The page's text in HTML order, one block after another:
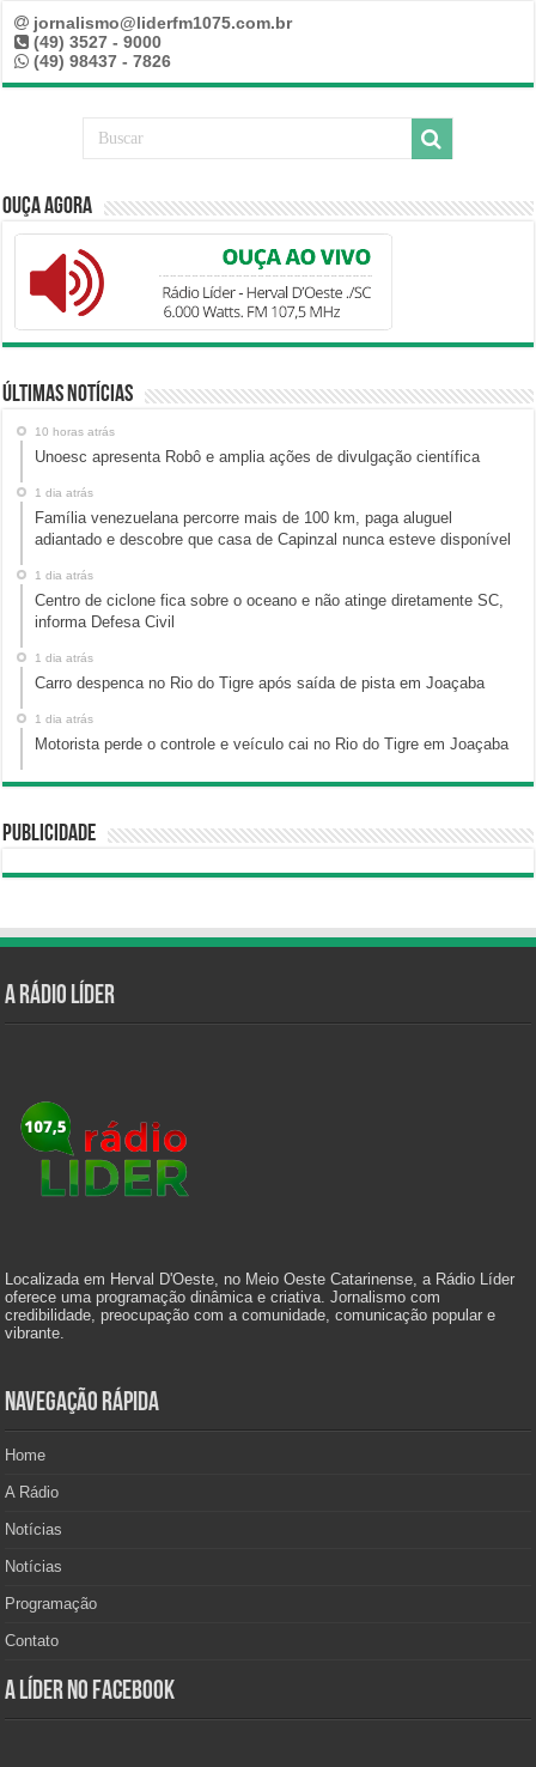
jornalismo@liderfm1075.com.br
(49) 3527 - 9000
(49) 98437 - 7826
Ouça Agora
Últimas Notícias
10 horas atrás
Unoesc apresenta Robô e amplia ações de divulgação científica
1 dia atrás
Família venezuelana percorre mais de 100 km, paga aluguel
adiantado e descobre que casa de Capinzal nunca esteve disponível
1 dia atrás
Centro de ciclone fica sobre o oceano e não atinge diretamente SC,
informa Defesa Civil
1 dia atrás
Carro despenca no Rio do Tigre após saída de pista em Joaçaba
1 dia atrás
Motorista perde o controle e veículo cai no Rio do Tigre em Joaçaba
Publicidade
A Rádio Líder
Localizada em Herval D'Oeste, no Meio Oeste Catarinense, a Rádio Líder
oferece uma programação dinâmica e criativa. Jornalismo com
credibilidade, preocupação com a comunidade, comunicação popular e
vibrante.
Navegação Rápida
Home
A Rádio
Notícias
Notícias
Programação
Contato
A Líder no Facebook